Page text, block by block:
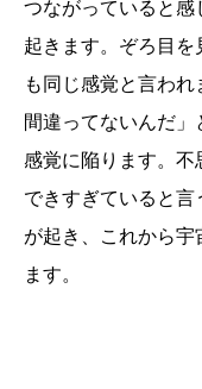
つながっていると感
起きます。ぞろ目
も同じ感覚と言われ
間違ってないんだ
感覚に陥ります。不
できすぎていると言
が起き、これから宇
ます。